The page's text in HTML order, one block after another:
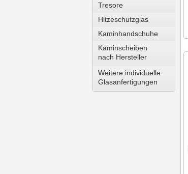
Tresore
Hitzeschutzglas
Kaminhandschuhe
Kaminscheiben
nach Hersteller
Weitere individuelle
Glasanfertigungen